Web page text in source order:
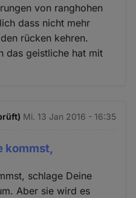
von ranghohen
dass nicht mehr
rücken kehren.
das geistliche hat mit
Mi. 13 Jan 2016 - 16:35
kommst,
schlage Deine
Aber sie wird es